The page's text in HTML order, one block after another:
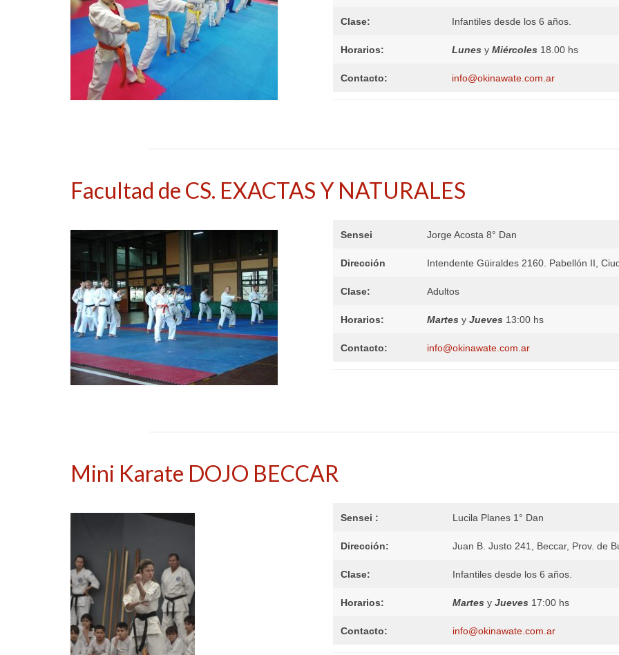
Clase: Infantiles desde los 6 años.
Horarios: Lunes y Miércoles18.00 hs
Contacto: info@okinawate.com.ar
Facultad de CS. EXACTAS Y NATURALES
Sensei Jorge Acosta 8° Dan
Dirección Intendente Güiraldes 2160. Pabellón II,
Clase: Adultos
Horarios: Martesy Jueves 13:00 hs
Contacto: info@okinawate.com.ar
Mini Karate DOJO BECCAR
Sensei : Lucila Planes 1° Dan
Dirección: Juan B. Justo 241, Beccar, Prov. de
Clase: Infantiles desde los 6 años.
Horarios: MartesyJueves 17:00 hs
Contacto: info@okinawate.com.ar